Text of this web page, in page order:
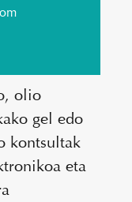
olio
gel edo
kontsultak
eta